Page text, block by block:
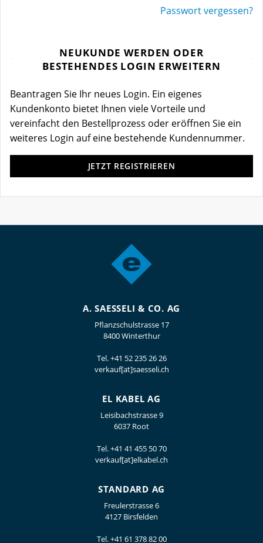
Passwort vergessen?
NEUKUNDE WERDEN ODER
BESTEHENDES LOGIN ERWEITERN
Beantragen Sie Ihr neues Login. Ein eigenes
Kundenkonto bietet Ihnen viele Vorteile und
vereinfacht den Bestellprozess oder eröffnen Sie ein
weiteres Login auf eine bestehende Kundennummer.
JETZT REGISTRIEREN
A. SAESSELI & CO. AG
Pflanzschulstrasse 17
8400 Winterthur
Tel.+41 52 235 26 26
verkauf[at]saesseli.ch
EL KABEL AG
Leisibachstrasse 9
6037 Root
Tel.+41 41 455 50 70
verkauf[at]elkabel.ch
STANDARD AG
Freulerstrasse 6
4127 Birsfelden
Tel.+41 61 378 82 00